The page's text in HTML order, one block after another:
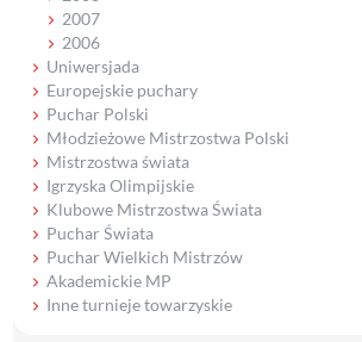
2007
2006
Uniwersjada
Europejskie puchary
Puchar Polski
Młodzieżowe Mistrzostwa Polski
Mistrzostwa świata
Igrzyska Olimpijskie
Klubowe Mistrzostwa Świata
Puchar Świata
Puchar Wielkich Mistrzów
Akademickie MP
Inne turnieje towarzyskie